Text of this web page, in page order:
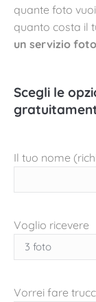
quante foto
quanto costa il
un servizio
Scegli le
Il tuo nome
Voglio ricevere
Vorrei fare